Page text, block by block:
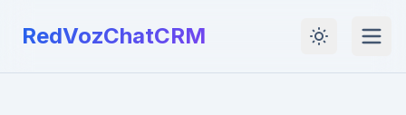
RedVozChatCRM